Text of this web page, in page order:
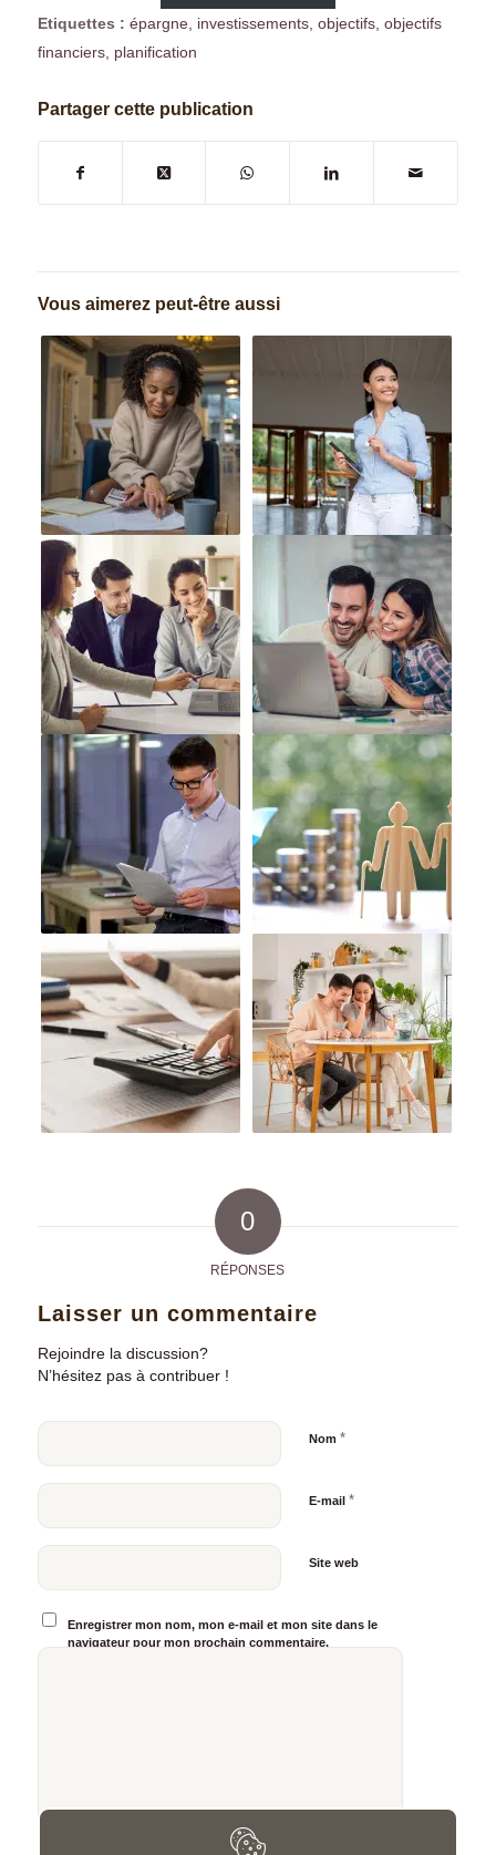
Etiquettes : épargne, investissements, objectifs, objectifs
financiers, planification
Partager cette publication
Vous aimerez peut-être aussi
0
RÉPONSES
Laisser un commentaire
Rejoindre la discussion?
N’hésitez pas à contribuer !
Nom *
E-mail *
Site web
Enregistrer mon nom, mon e-mail et mon site dans le
navigateur pour mon prochain commentaire.